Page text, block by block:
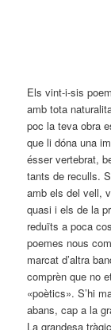
Els vint-i-sis
amb tota
poc la teva obra
que li dóna una
ésser vertebrat,
tants de reculls.
amb els del vell,
quasi i els de la
reduïts a poca
poemes nous
marcat d’altra
comprèn que no
«poètics». S’hi
abans, cap a la
La grandesa